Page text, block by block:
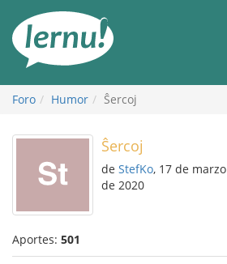
Foro Humor Ŝercoj
Ŝercoj
de StefKo, 17 de marzo
de 2020
Aportes: 501